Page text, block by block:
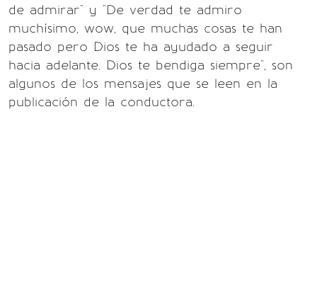
de admirar" y "De verdad te admiro
muchísimo, wow, que muchas cosas te han
pasado pero Dios te ha ayudado a seguir
hacia adelante. Dios te bendiga siempre", son
algunos de los mensajes que se leen en la
publicación de la conductora.